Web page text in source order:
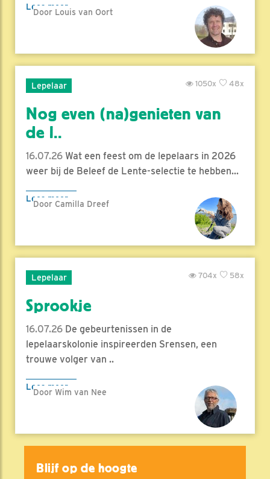
Lees meer
Door Louis van Oort
Lepelaar 48x
1050x
Nog even (na)genieten van
de l..
16.07.26 Wat een feest om de lepelaars in 2026
weer bij de Beleef de Lente-selectie te hebben...
Lees meer
Door Camilla Dreef
Lepelaar 58x
704x
Sprookje
16.07.26 De gebeurtenissen in de
lepelaarskolonie inspireerden Srensen, een
trouwe volger van ..
Lees meer
Door Wim van Nee
Blijf op de hoogte